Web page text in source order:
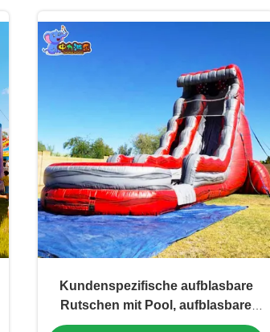
Kundenspezifische aufblasbare
Rutschen mit Pool, aufblasbare
Wasserrutsche